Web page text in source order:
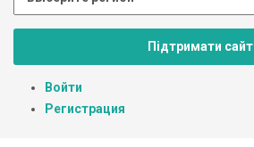
Підтримати сайт
Войти
Регистрация